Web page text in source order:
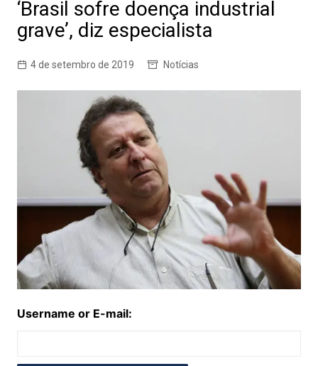
‘Brasil sofre doença industrial
grave’, diz especialista
4 de setembro de 2019 Notícias
Username or E-mail: